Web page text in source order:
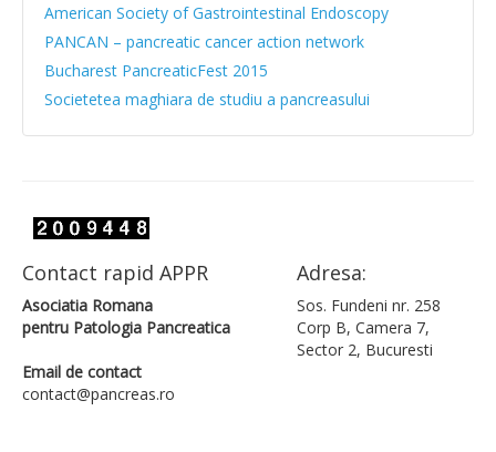
Teste nutritionale
Dieta in boliile pancreasului
Rolul Terapiei de substitutie enzimatica
Noutati
Evenimente stiintifice
Proiecte
American Society of Gastrointestinal Endoscopy
PANCAN – pancreatic cancer action network
Bucharest PancreaticFest 2015
Societetea maghiara de studiu a pancreasului
Contact rapid APPR
Asociatia Romana
pentru Patologia Pancreatica
Email de contact
contact@pancreas.ro
Adresa:
Sos. Fundeni nr. 258
Corp B, Camera 7,
Sector 2, Bucuresti